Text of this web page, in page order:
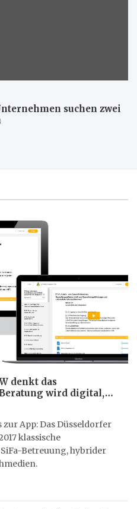
suchen zwei
denkt das
wird digital,
zur App: Das Düsseldorfer
klassische
Betreuung, hybrider